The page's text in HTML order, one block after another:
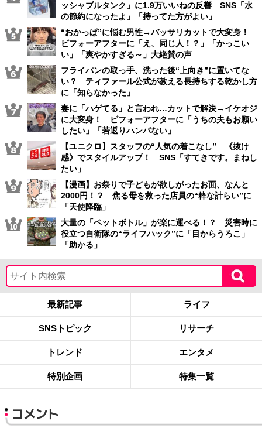
ッシャブルタンク」に1.9万いいねの反響 SNS「水
の節約になったよ」「持ってた方がよい」
“おかっぱ”に悩む男性→バッサリカットで大変身！
ビフォーアフターに「え、同じ人！？」「かっこい
い」「爽やかすぎる～」大絶賛の声
フライパンの取っ手、洗った後“上向き”に置いてな
い？ ティファール公式が教える長持ちする乾かし方
に「知らなかった」
妻に「ハゲてる」と言われ…カットで解決→イケオジ
に大変身！ ビフォーアフターに「うちの夫もお願い
したい」「若返りハンパない」
【ユニクロ】スタッフの“人気の着こなし” 《抜け
感》でスタイルアップ！ SNS「すてきです。まねし
たい」
【漫画】お祭りで子どもが欲しがったお面、なんと
2000円！？ 焦る母を救った店員の“粋な計らい”に
「天使降臨」
大量の「ペットボトル」が楽に運べる！？ 災害時に
役立つ自衛隊の“ライフハック”に「目からうろこ」
「助かる」
最新記事 ライフ
SNSトピック リサーチ
トレンド エンタメ
特別企画 特集一覧
コメント